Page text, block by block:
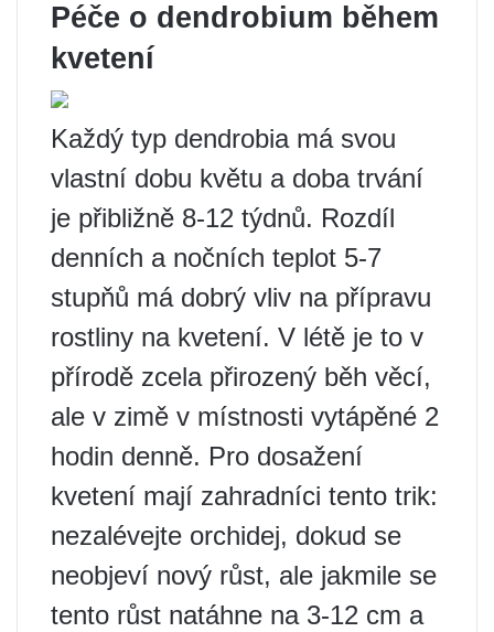
Péče o dendrobium během
kvetení
Každý typ dendrobia má svou
vlastní dobu květu a doba trvání
je přibližně 8-12 týdnů. Rozdíl
denních a nočních teplot 5-7
stupňů má dobrý vliv na přípravu
rostliny na kvetení. V létě je to v
přírodě zcela přirozený běh věcí,
ale v zimě v místnosti vytápěné 2
hodin denně. Pro dosažení
kvetení mají zahradníci tento trik:
nezalévejte orchidej, dokud se
neobjeví nový růst, ale jakmile se
tento růst natáhne na 3-12 cm a